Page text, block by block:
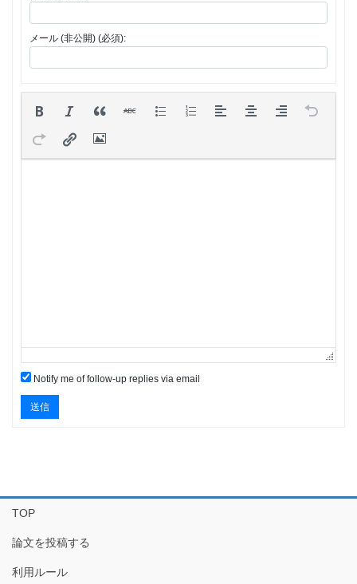
メール (非公開) (必須):
Notify me of follow-up replies via email
送信
TOP
論文を投稿する
利用ルール